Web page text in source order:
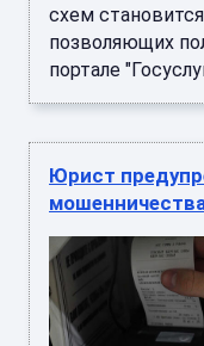
схем
позволяющих
портале
Юрист